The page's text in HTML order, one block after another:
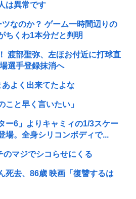
は異常です
なのか？ ゲーム一時間辺りの
ちくわ1本分だと判明
渡部聖弥、左ほお付近に打球直
選手登録抹消へ
あよく出来てたよな
こと早く言いたい」
ー6」よりキャミィの1/3スケー
場。全身シリコンボディで...
のマジでシコらせにくる
死去、86歳 映画「復讐するは